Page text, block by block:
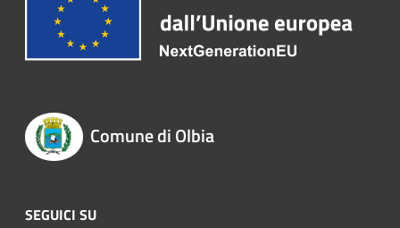
Comune di Olbia
SEGUICI SU